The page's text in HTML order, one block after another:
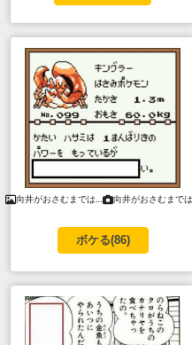
向井がおさむまでは… 向井がおさむまでは
ボケる(86)